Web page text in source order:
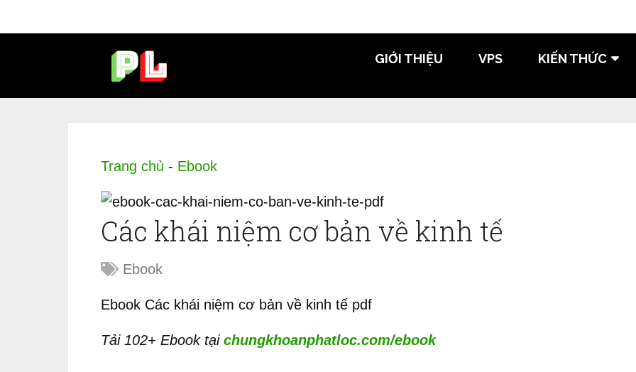
GIỚI THIỆU VPS KIẾN THỨC
Trang chủ - Ebook
Các khái niệm cơ bản về kinh tế
Ebook
Ebook Các khái niệm cơ bản về kinh tế pdf
Tải 102+ Ebook tạichungkhoanphatloc.com/ebook